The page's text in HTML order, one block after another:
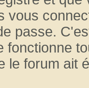
vous
passe.
fonctionne
le forum ait